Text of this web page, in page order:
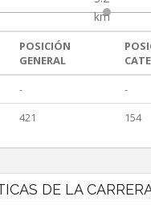
km
POSICIÓN
GENERAL
-
-
421 154
DE LA